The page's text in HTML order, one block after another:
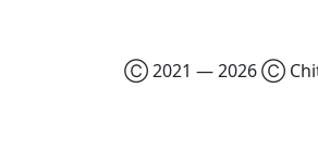
Ⓒ 2021 — 2026 Ⓒ